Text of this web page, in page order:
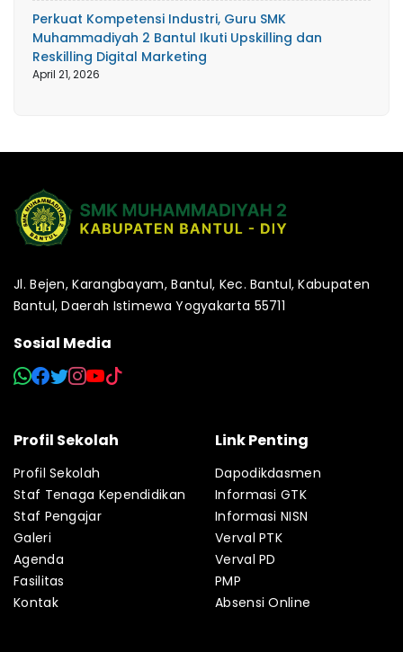
Perkuat Kompetensi Industri, Guru SMK
Muhammadiyah 2 Bantul Ikuti Upskilling dan
Reskilling Digital Marketing
April 21, 2026
Jl. Bejen, Karangbayam, Bantul, Kec. Bantul, Kabupaten
Bantul, Daerah Istimewa Yogyakarta 55711
Sosial Media
Profil Sekolah
Profil Sekolah
Staf Tenaga Kependidikan
Staf Pengajar
Galeri
Agenda
Fasilitas
Kontak
Link Penting
Dapodikdasmen
Informasi GTK
Informasi NISN
Verval PTK
Verval PD
PMP
Absensi Online